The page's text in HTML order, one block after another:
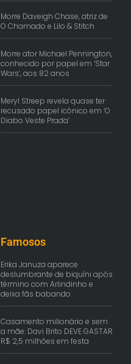
Morre Daveigh Chase, atriz de
O Chamado e Lilo & Stitch
Morre ator Michael Pennington,
conhecido por papel em ‘Star
Wars’, aos 82 anos
Meryl Streep revela quase ter
recusado papel icônico em ‘O
Diabo Veste Prada’
Famosos
Erika Januza aparece
deslumbrante de biquíni após
término com Arlindinho e
deixa fãs babando
Casamento milionário e sem
a mãe: Davi Brito DEVE GASTAR
R$ 2,5 milhões em festa